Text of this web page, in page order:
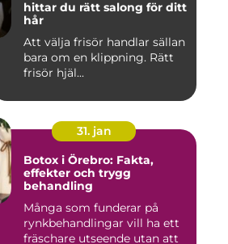
hittar du rätt salong för ditt
hår
Att välja frisör handlar sällan
bara om en klippning. Rätt
frisör hjäl...
31. jan
Botox i Örebro: Fakta,
effekter och trygg
behandling
Många som funderar på
rynkbehandlingar vill ha ett
fräschare utseende utan att